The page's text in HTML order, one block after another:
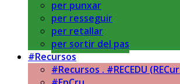
per punxar
per resseguir
per retallar
per sortir del pas
#Recursos
#Recursos . #RECEDU